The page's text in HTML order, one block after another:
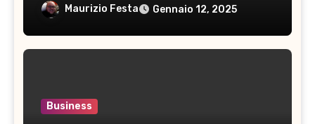
Maurizio Festa Gennaio 12, 2025
Business